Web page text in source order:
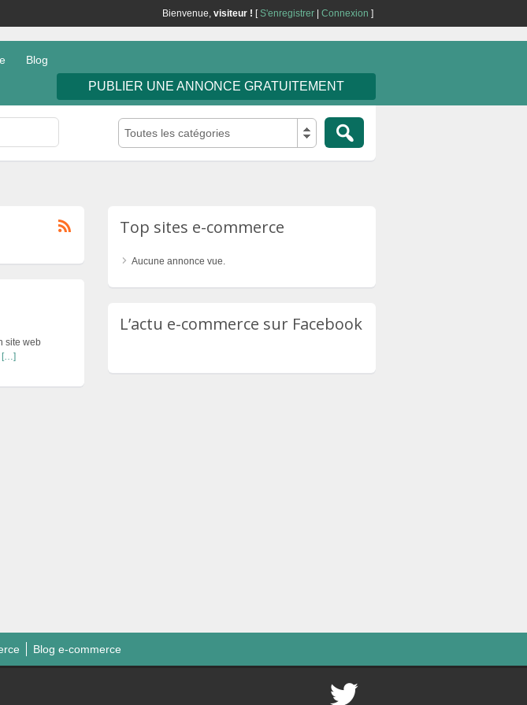
Bienvenue, visiteur ! [S'enregistrer Connexion ]
Blog
PUBLIER UNE ANNONCE GRATUITEMENT
Toutes les catégories
site web
[…]
Top sites e-commerce
Aucune annonce vue.
L’actu e-commerce sur Facebook
Blog e-commerce